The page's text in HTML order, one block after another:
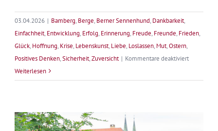
03.04.2026 | Bamberg, Berge, Berner Sennenhund, Dankbarkeit,
Einfachheit, Entwicklung, Erfolg, Erinnerung, Freude, Freunde, Frieden,
Glück, Hoffnung, Krise, Lebenskunst, Liebe, Loslassen, Mut,Ostern,
Positives Denken,Sicherheit,Zuversicht | Kommentare deaktiviertfür
Ostern
Weiterlesen